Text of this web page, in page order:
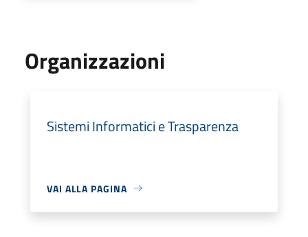
Organizzazioni
Sistemi Informatici e Trasparenza
VAI ALLA PAGINA